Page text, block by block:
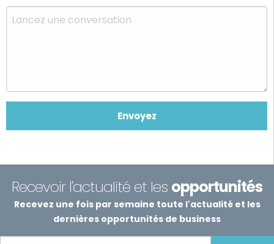
Recevoir l'actualité et les opportunités
Recevez une fois par semaine toute l'actualité et les
dernières opportunités de business